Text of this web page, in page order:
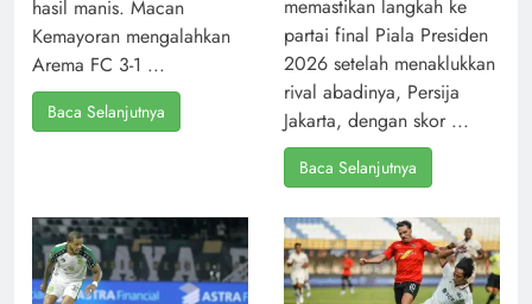
hasil manis. Macan
Kemayoran mengalahkan
Arema FC 3-1 ...
Baca Selanjutnya
memastikan langkah ke
partai final Piala Presiden
2026 setelah menaklukkan
rival abadinya, Persija
Jakarta, dengan skor ...
Baca Selanjutnya